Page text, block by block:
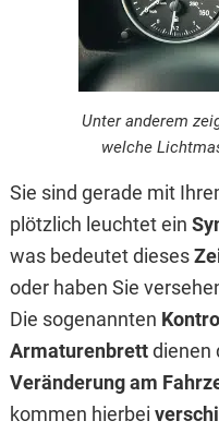
Unter anderem
welche
Sie sind gerade mit
plötzlich leuchtet ein
was bedeutet dieses
oder haben Sie
Die sogenannten
Armaturenbrettdienen
Veränderungam
kommen hierbei